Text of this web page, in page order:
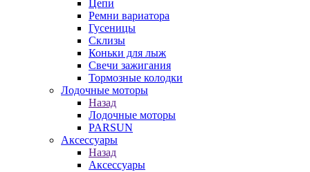
Цепи
Ремни вариатора
Гусеницы
Склизы
Коньки для лыж
Свечи зажигания
Тормозные колодки
Лодочные моторы
Назад
Лодочные моторы
PARSUN
Аксессуары
Назад
Аксессуары